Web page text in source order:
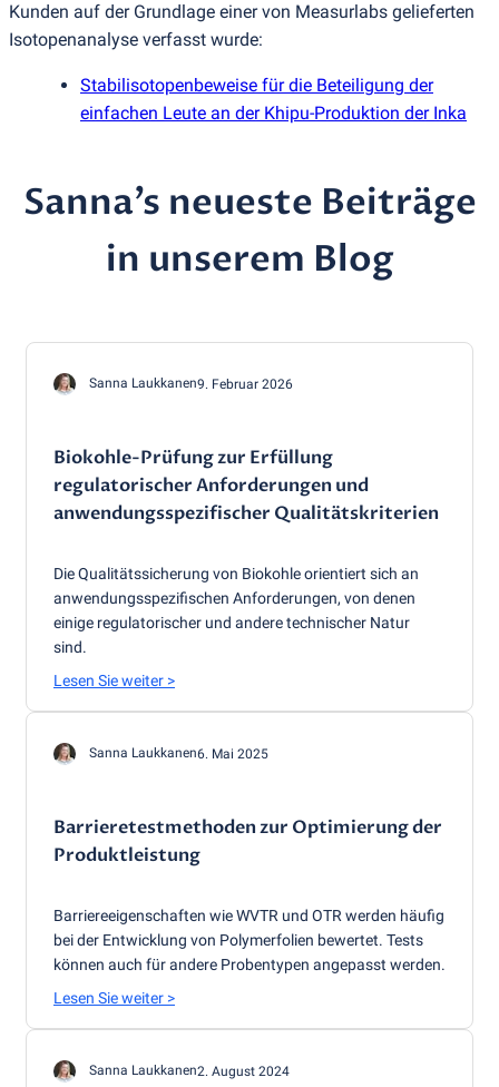
Kunden auf der Grundlage einer von Measurlabs gelieferten
Isotopenanalyse verfasst wurde:
Stabilisotopenbeweise für die Beteiligung der
einfachen Leute an der Khipu-Produktion der Inka
Sanna’s neueste Beiträge
in unserem Blog
Sanna Laukkanen9. Februar 2026
Biokohle-Prüfung zur Erfüllung
regulatorischer Anforderungen und
anwendungsspezifischer Qualitätskriterien
Die Qualitätssicherung von Biokohle orientiert sich an
anwendungsspezifischen Anforderungen, von denen
einige regulatorischer und andere technischer Natur
sind.
Lesen Sie weiter >
Sanna Laukkanen6. Mai 2025
Barrieretestmethoden zur Optimierung der
Produktleistung
Barriereeigenschaften wie WVTR und OTR werden häufig
bei der Entwicklung von Polymerfolien bewertet. Tests
können auch für andere Probentypen angepasst werden.
Lesen Sie weiter >
Sanna Laukkanen2. August 2024